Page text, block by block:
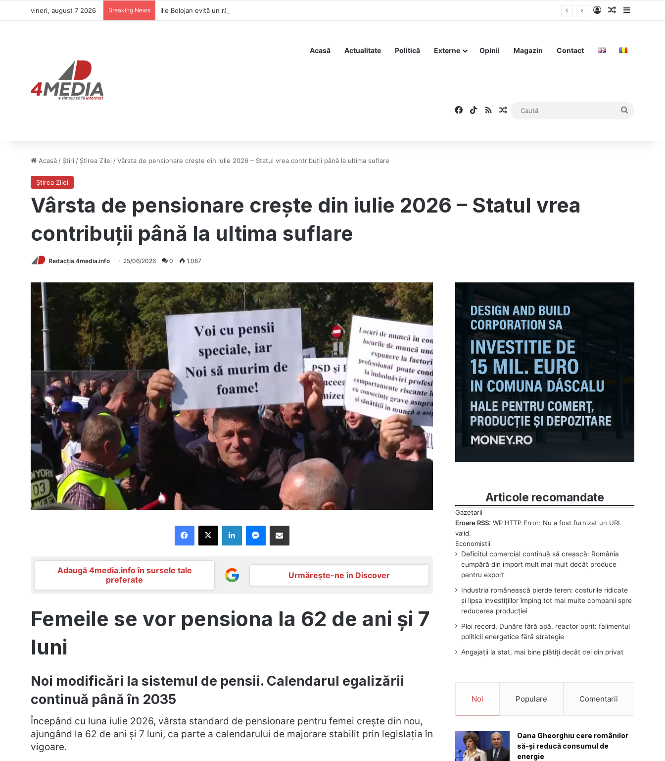
vineri, august 7 2026 Breaking News Ilie Bolojan evită un răspuns limpede despre declarația de avere a partenerei Log InArticolSidebar
Acasă Actualitate Politică Externe Opinii Magazin Contact
Facebook
TikTok
RSSArticol aleatoriu
Acasă / Știri / Știrea Zilei /Vârsta de pensionare crește din iulie 2026 – Statul vrea contribuții până la ultima suflare
Știrea Zilei
Vârsta de pensionare crește din iulie 2026 – Statul vrea
contribuții până la ultima suflare
Redacția 4media.info 25/06/2026 0 1.087
Facebook
X LinkedInMessenger
Distribuie prin mail
Adaugă 4media.info în sursele tale
preferate
Urmărește-ne în Discover
Femeile se vor pensiona la 62 de ani și 7
luni
Noi modificări la sistemul de pensii. Calendarul egalizării
continuă până în 2035
Începând cu luna iulie 2026, vârsta standard de pensionare pentru femei crește din nou,
ajungând la 62 de ani și 7 luni, ca parte a calendarului de majorare stabilit prin legislația în
vigoare.
Articole recomandate
Eroare RSS: WP HTTP Error: Nu a fost furnizat un URL
valid.
Deficitul comercial continuă să crească: România
cumpără din import mult mai mult decât produce
pentru export
Industria românească pierde teren: costurile ridicate
și lipsa investițiilor împing tot mai multe companii spre
reducerea producției
Ploi record, Dunăre fără apă, reactor oprit: falimentul
politicii energetice fără strategie
Angajații la stat, mai bine plătiți decât cei din privat
Noi Populare Comentarii
Oana Gheorghiu cere românilor
să-și reducă consumul de
energie